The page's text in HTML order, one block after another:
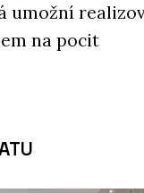
umožní
na pocit